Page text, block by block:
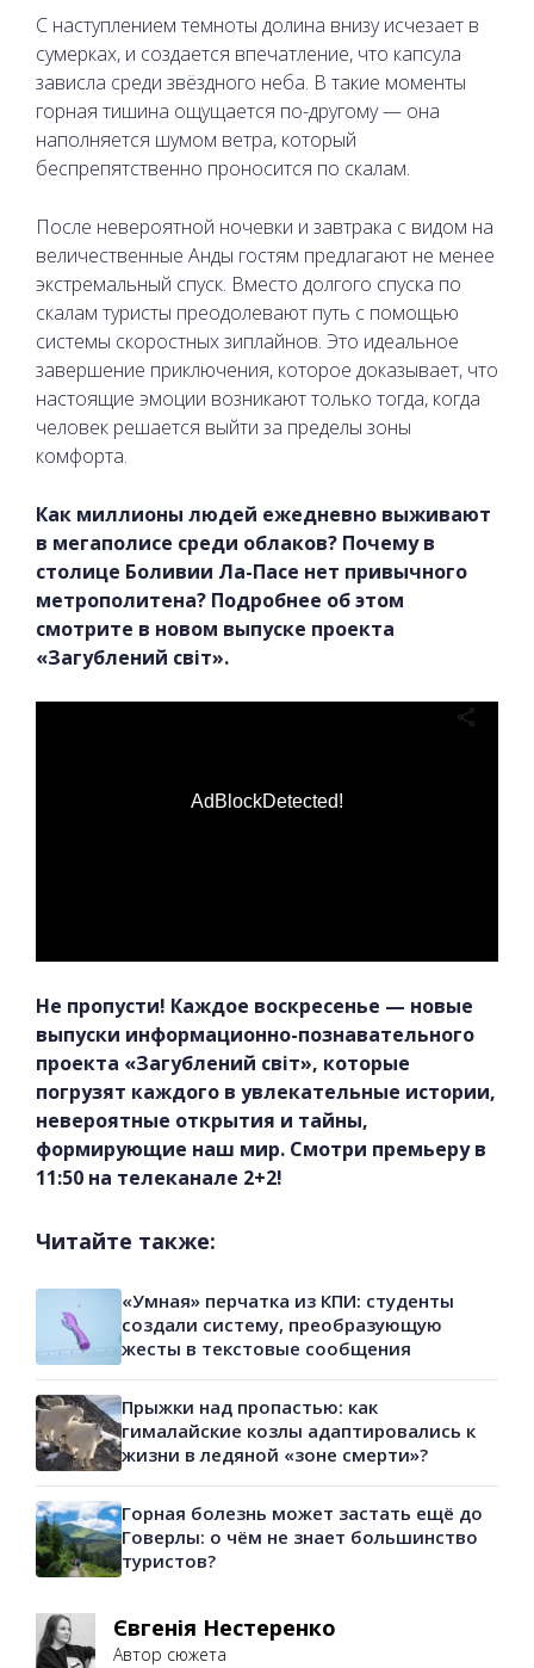
С наступлением темноты долина внизу исчезает в
сумерках, и создается впечатление, что капсула
зависла среди звёздного неба. В такие моменты
горная тишина ощущается по-другому — она
наполняется шумом ветра, который
беспрепятственно проносится по скалам.
После невероятной ночевки и завтрака с видом на
величественные Анды гостям предлагают не менее
экстремальный спуск. Вместо долгого спуска по
скалам туристы преодолевают путь с помощью
системы скоростных зиплайнов. Это идеальное
завершение приключения, которое доказывает, что
настоящие эмоции возникают только тогда, когда
человек решается выйти за пределы зоны
комфорта.
Как миллионы людей ежедневно выживают
в мегаполисе среди облаков? Почему в
столице Боливии Ла-Пасе нет привычного
метрополитена? Подробнее об этом
смотрите в новом выпуске проекта
«Загублений світ».
AdBlockDetected!
Не пропусти! Каждое воскресенье — новые
выпуски информационно-познавательного
проекта «Загублений світ», которые
погрузят каждого в увлекательные истории,
невероятные открытия и тайны,
формирующие наш мир. Смотри премьеру в
11:50 на телеканале 2+2!
Читайте также:
«Умная» перчатка из КПИ: студенты
создали систему, преобразующую
жесты в текстовые сообщения
Прыжки над пропастью: как
гималайские козлы адаптировались к
жизни в ледяной «зоне смерти»?
Горная болезнь может застать ещё до
Говерлы: о чём не знает большинство
туристов?
Євгенія Нестеренко
Автор сюжета